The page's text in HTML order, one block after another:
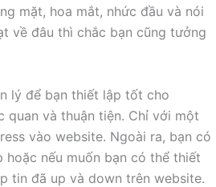
mặt, hoa mắt, nhức đầu và nói
về đâu thì chắc bạn cũng tưởng
lý để bạn thiết lập tốt cho
và thuận tiện. Chỉ với một
vào website. Ngoài ra, bạn có
nếu muốn bạn có thể thiết
tin đã up và down trên website.